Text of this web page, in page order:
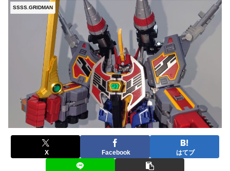
SSSS.GRIDMAN
X Facebook はてブ